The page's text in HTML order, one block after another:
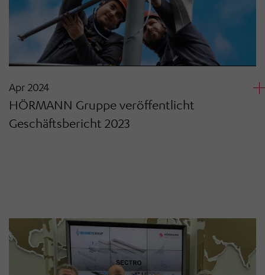
Apr 2024
HÖRMANN Gruppe veröffentlicht
Geschäftsbericht 2023